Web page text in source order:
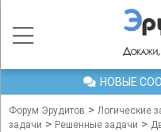
НОВЫЕ
Форум Эрудитов > Логические
задачи > Решенные задачи >